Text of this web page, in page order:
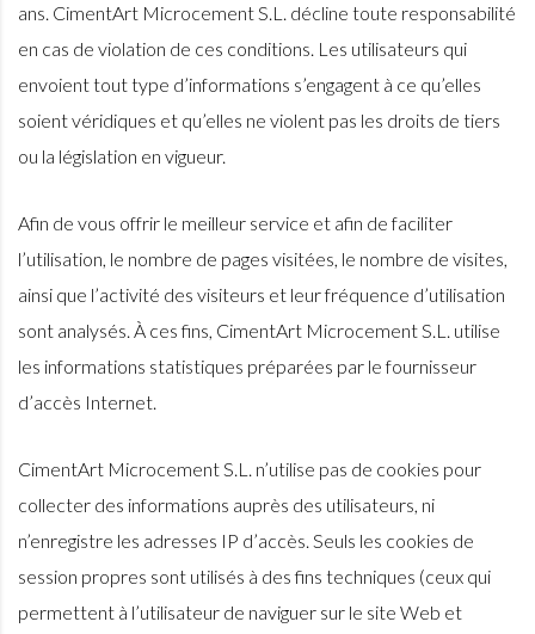
ans. CimentArt Microcement S.L. décline toute responsabilité
en cas de violation de ces conditions. Les utilisateurs qui
envoient tout type d’informations s’engagent à ce qu’elles
soient véridiques et qu’elles ne violent pas les droits de tiers
ou la législation en vigueur.
Afin de vous offrir le meilleur service et afin de faciliter
l’utilisation, le nombre de pages visitées, le nombre de visites,
ainsi que l’activité des visiteurs et leur fréquence d’utilisation
sont analysés. À ces fins, CimentArt Microcement S.L. utilise
les informations statistiques préparées par le fournisseur
d’accès Internet.
CimentArt Microcement S.L. n’utilise pas de cookies pour
collecter des informations auprès des utilisateurs, ni
n’enregistre les adresses IP d’accès. Seuls les cookies de
session propres sont utilisés à des fins techniques (ceux qui
permettent à l’utilisateur de naviguer sur le site Web et